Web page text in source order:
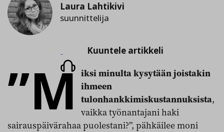
Laura Lahtikivi
suunnittelija
Kuuntele
artikkeli
Kuuntele artikkeli
”M iksi minulta kysytään joistakin
ihmeen
tulonhankkimiskustannuksista,
vaikka työnantajani haki
sairauspäivärahaa puolestani?”, pähkäilee moni